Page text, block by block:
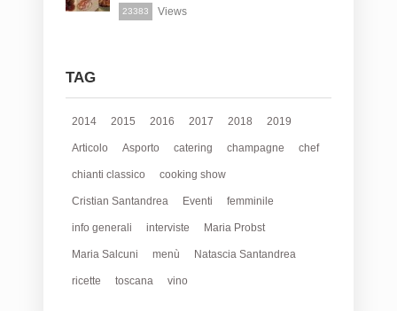
23383 Views
TAG
2014 2015 2016 2017 2018 2019
Articolo Asporto catering champagne chef
chianti classico cooking show
Cristian Santandrea Eventi femminile
info generali interviste Maria Probst
Maria Salcuni menù Natascia Santandrea
ricette toscana vino